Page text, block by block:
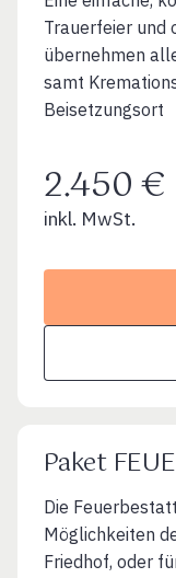
Trauerfeier und
übernehmen
samt
Beisetzungsort
2.450 €
inkl. MwSt.
Paket
Die
Möglichkeiten
Friedhof, oder